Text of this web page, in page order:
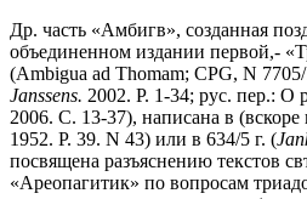
Др. часть «Амбигв», созданная
объединенном издании первой,-
(Ambigua ad Thomam; CPG, N
Janssens. 2002. P. 1-34; рус. пер.: О
2006. С. 13-37), написана в (вскоре
1952. P. 39. N 43) или в 634/5 г. (
посвящена разъяснению текстов
«Ареопагитик» по вопросам